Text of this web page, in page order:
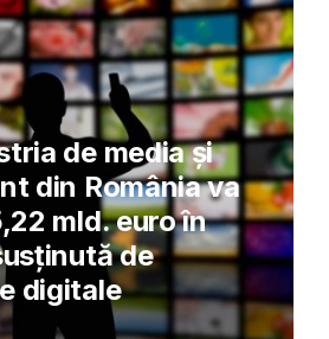
de media și
din România va
mld. euro în
de
digitale